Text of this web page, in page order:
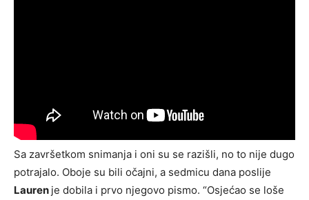
Sa završetkom snimanja i oni su se razišli, no to nije dugo
potrajalo. Oboje su bili očajni, a sedmicu dana poslije
Lauren je dobila i prvo njegovo pismo. “Osjećao se loše